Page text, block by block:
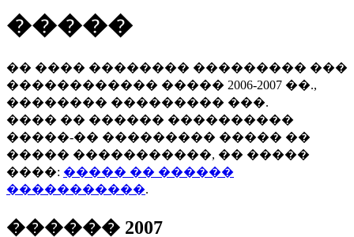
�����
�� ���� �������� ��������� ���
������������ ����� 2006-2007 ��.,
�������� ��������� ���.
���� �� ������ ����������
�����-�� ��������� ����� ��
����� �����������, �� �����
����: ����� �� ������
�����������.
������ 2007